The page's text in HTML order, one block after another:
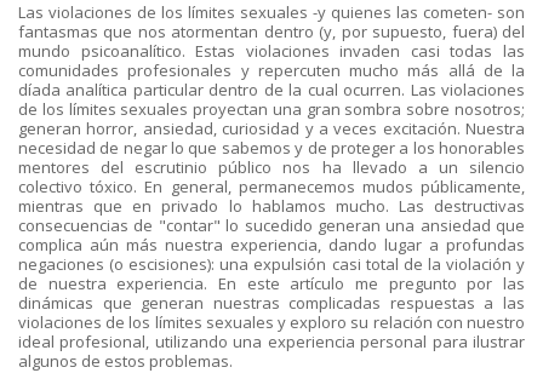
Las violaciones de los límites sexuales -y quienes las cometen- son
fantasmas que nos atormentan dentro (y, por supuesto, fuera) del
mundo psicoanalítico. Estas violaciones invaden casi todas las
comunidades profesionales y repercuten mucho más allá de la
díada analítica particular dentro de la cual ocurren. Las violaciones
de los límites sexuales proyectan una gran sombra sobre nosotros;
generan horror, ansiedad, curiosidad y a veces excitación. Nuestra
necesidad de negar lo que sabemos y de proteger a los honorables
mentores del escrutinio público nos ha llevado a un silencio
colectivo tóxico. En general, permanecemos mudos públicamente,
mientras que en privado lo hablamos mucho. Las destructivas
consecuencias de "contar" lo sucedido generan una ansiedad que
complica aún más nuestra experiencia, dando lugar a profundas
negaciones (o escisiones): una expulsión casi total de la violación y
de nuestra experiencia. En este artículo me pregunto por las
dinámicas que generan nuestras complicadas respuestas a las
violaciones de los límites sexuales y exploro su relación con nuestro
ideal profesional, utilizando una experiencia personal para ilustrar
algunos de estos problemas.